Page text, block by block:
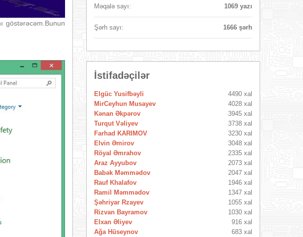
göstərəcəm.Bunun
Məqalə sayı: 1069 yazı
Şərh sayı: 1666 şərh
İstifadəçilər
Elgüc Yusifbəyli
4490 xal
MirCeyhun Musayev
4028 xal
Kənan Əkpərov
3945 xal
Turqut Vəliyev
3738 xal
Farhad KARIMOV
3230 xal
Elvin Əmirov
3048 xal
Röyal Əmrahov
2335 xal
Araz Ayyubov
2073 xal
Babək Məmmədov
2047 xal
Rauf Khalafov
1946 xal
Ramil Məmmədov
1347 xal
Şəhriyar Rzayev
1055 xal
Rizvan Bayramov
1030 xal
Elxan Əliyev
916 xal
Ağa Hüseynov
683 xal